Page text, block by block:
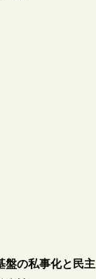
盤の私事化と民主